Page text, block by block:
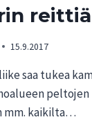
reittiä
15.9.2017
saa tukea
mm. kaikilta…